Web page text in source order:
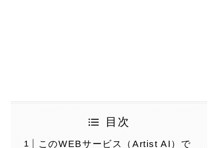
目次
このWEBサービス（Artist AI）で